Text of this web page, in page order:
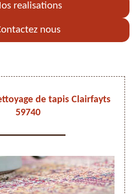
realisations
nous
de tapis Clairfayts
59740